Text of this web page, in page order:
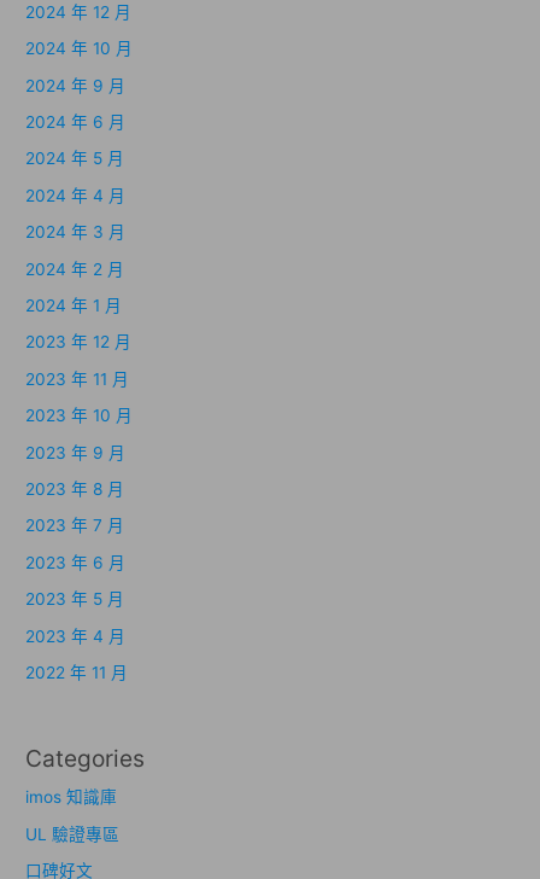
2024 年 12 月
2024 年 10 月
2024 年 9 月
2024 年 6 月
2024 年 5 月
2024 年 4 月
2024 年 3 月
2024 年 2 月
2024 年 1 月
2023 年 12 月
2023 年 11 月
2023 年 10 月
2023 年 9 月
2023 年 8 月
2023 年 7 月
2023 年 6 月
2023 年 5 月
2023 年 4 月
2022 年 11 月
Categories
imos 知識庫
UL 驗證專區
口碑好文